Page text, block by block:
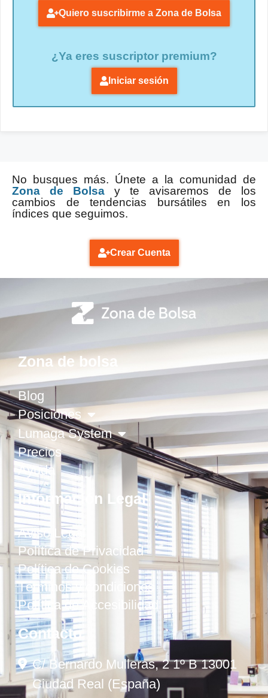
Quiero suscribirme a Zona de Bolsa
¿Ya eres suscriptor premium?
Iniciar sesión
No busques más. Únete a la comunidad de
Zona de Bolsa y te avisaremos de los
cambios de tendencias bursátiles en los
índices que seguimos.
Crear Cuenta
Zona de bolsa
Blog
Posiciones
Lumaga System
Precios
Ayuda
Información Legal
Aviso Legal
Política de Privacidad
Política de Cookies
Términos y condiciones
Política de Accesibilidad
Contacto
C/ Bernardo Mulleras, 2 1º B 13001
Ciudad Real (España)